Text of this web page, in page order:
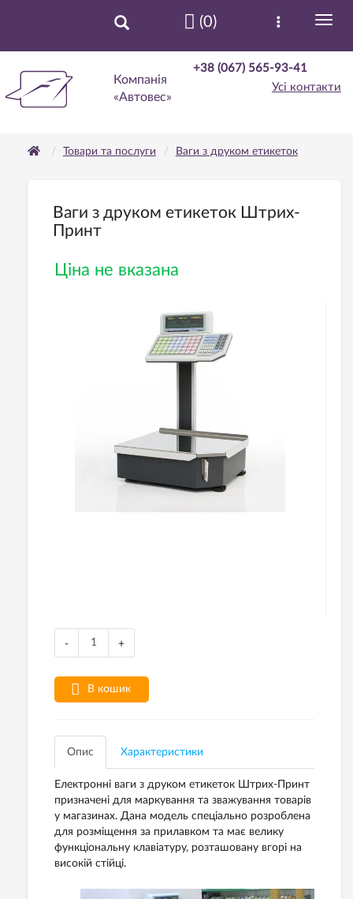
Компанія
«Автовес»
+38 (067) 565-93-41
Усі контакти
(0)
Товари та послуги Ваги з друком етикеток
Ваги з друком етикеток Штрих-
Принт
Ціна не вказана
- +
В кошик
Опис Характеристики
Електронні ваги з друком етикеток Штрих-Принт
призначені для маркування та зважування товарів
у магазинах. Дана модель спеціально розроблена
для розміщення за прилавком та має велику
функціональну клавіатуру, розташовану вгорі на
високій стійці.